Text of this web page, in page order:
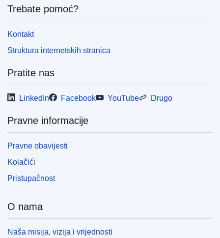
Trebate pomoć?
Kontakt
Struktura internetskih stranica
Pratite nas
LinkedIn Facebook YouTube Drugo
Pravne informacije
Pravne obavijesti
Kolačići
Pristupačnost
O nama
Naša misija, vizija i vrijednosti